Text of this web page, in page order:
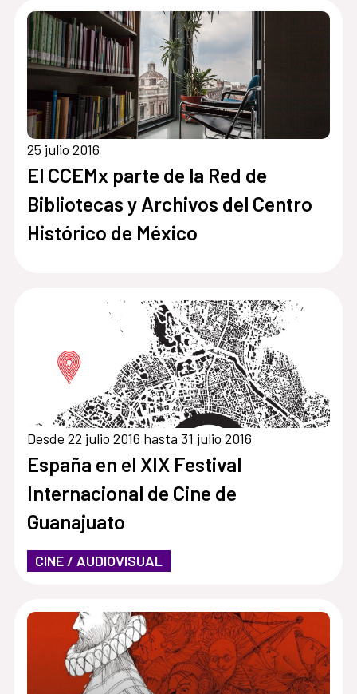
25 julio 2016
El CCEMx parte de la Red de
Bibliotecas y Archivos del Centro
Histórico de México
Desde 22 julio 2016 hasta 31 julio 2016
España en el XIX Festival
Internacional de Cine de
Guanajuato
CINE / AUDIOVISUAL